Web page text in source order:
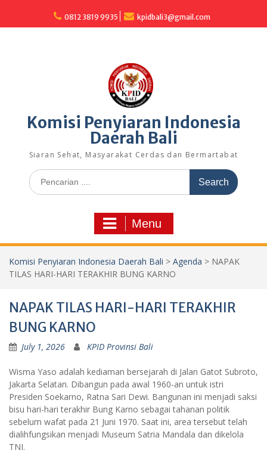
content
0812 3819 9935 kpidbali3@gmail.com
Komisi Penyiaran Indonesia
Daerah Bali
Siaran Sehat, Masyarakat Cerdas dan Bermartabat
Search
for:
Menu
Komisi Penyiaran Indonesia Daerah Bali > Agenda > NAPAK
TILAS HARI-HARI TERAKHIR BUNG KARNO
NAPAK TILAS HARI-HARI TERAKHIR
BUNG KARNO
July 1, 2026 KPID Provinsi Bali
Wisma Yaso adalah kediaman bersejarah di Jalan Gatot Subroto,
Jakarta Selatan. Dibangun pada awal 1960-an untuk istri
Presiden Soekarno, Ratna Sari Dewi. Bangunan ini menjadi saksi
bisu hari-hari terakhir Bung Karno sebagai tahanan politik
sebelum wafat pada 21 Juni 1970. Saat ini, area tersebut telah
dialihfungsikan menjadi Museum Satria Mandala dan dikelola
TNI.